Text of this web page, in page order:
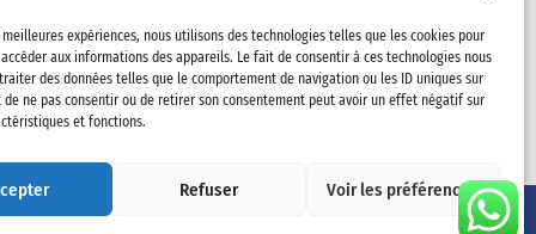
expériences, nous utilisons des technologies telles que les cookies pour
aux informations des appareils. Le fait de consentir à ces technologies nous
des données telles que le comportement de navigation ou les ID uniques sur
de ne pas consentir ou de retirer son consentement peut avoir un effet négatif sur
et fonctions.
Refuser Voir les préférences
Rendez-nous visite sur les réseaux sociaux